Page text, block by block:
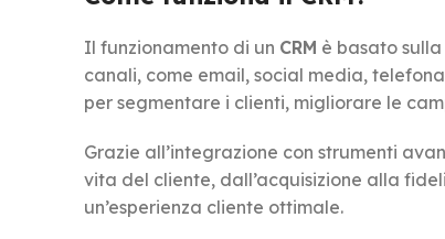
Il funzionamento di un CRM è basato
canali, come email, social media,
per segmentare i clienti, migliorare le
Grazie all’integrazione con strumenti
vita del cliente, dall’acquisizione alla
un’esperienza cliente ottimale.